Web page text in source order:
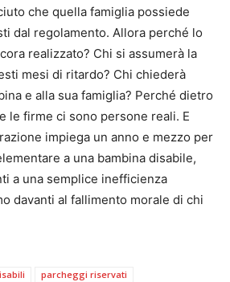
che quella famiglia possiede
dal regolamento. Allora perché lo
realizzato? Chi si assumerà la
mesi di ritardo? Chi chiederà
e alla sua famiglia? Perché dietro
le firme ci sono persone reali. E
impiega un anno e mezzo per
a una bambina disabile,
a una semplice inefficienza
davanti al fallimento morale di chi
parcheggi riservati